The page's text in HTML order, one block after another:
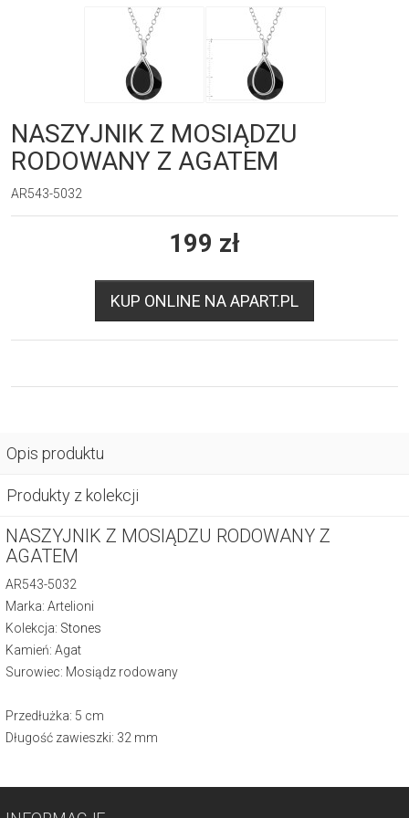
NASZYJNIK Z MOSIĄDZU
RODOWANY Z AGATEM
AR543-5032
199 zł
KUP ONLINE NA APART.PL
Opis produktu
Produkty z kolekcji
NASZYJNIK Z MOSIĄDZU RODOWANY Z
AGATEM
AR543-5032
Marka: Artelioni
Kolekcja: Stones
Kamień: Agat
Surowiec: Mosiądz rodowany
Przedłużka: 5 cm
Długość zawieszki: 32 mm